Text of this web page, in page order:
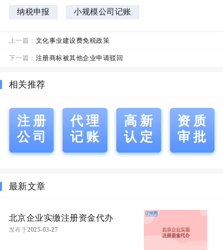
纳税申报 小规模公司记账
上一篇： 文化事业建设费免税政策
下一篇： 注册商标被其他企业申请驳回
相关推荐
注册
公司
代理
记账
高新
认定
资质
审批
最新文章
北京企业实缴注册资金代办
发布于2025-03-27